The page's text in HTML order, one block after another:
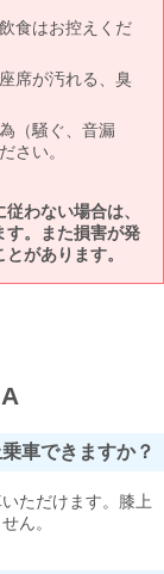
食はお控えくだ
席が汚れる、臭
（騒ぐ、音漏
さい。
わない場合は、
す。また損害が発
があります。
車できますか？
ただけます。膝上
ん。